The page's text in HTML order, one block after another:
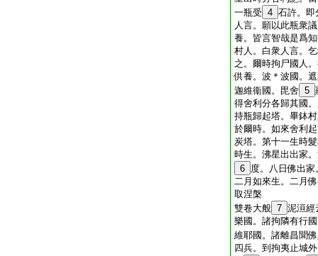
一瓶受 4 石許。即
人言。願以此瓶衆
養。皆言智哉是爲
村人。白衆人言。
之。爾時拘尸國人
供養。波＊波國。
迦維衞國。毘舍 5
得舍利分各歸其國
持瓶歸起塔。畢鉢
於爾時。如來舍利
炭塔。第十一生時
時生。沸星出出家
6 度。八日佛出
二月如來生。二月
取涅槃
雙卷大般 7 泥洹經
樂國。諸拘隣有行
維耶國。諸離昌聞
四兵。到拘夷止城